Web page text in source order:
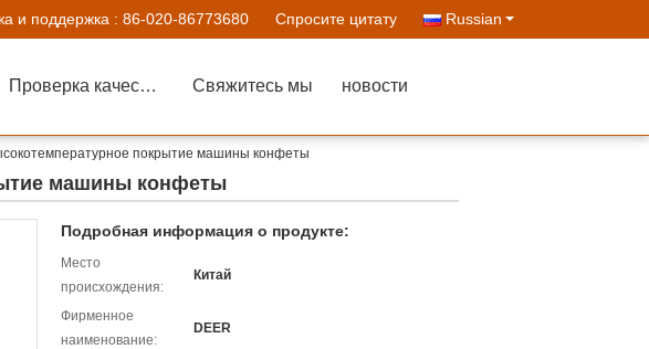
и поддержка : 86-020-86773680 Спросите цитату Russian
Проверка качества Свяжитесь мы новости
покрытие машины конфеты
машины конфеты
Подробная информация о продукте:
Место
происхождения:
Китай
Фирменное
наименование:
DEER